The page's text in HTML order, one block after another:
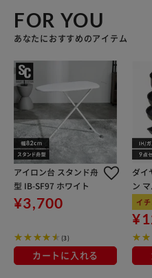
FOR YOU
あなたにおすすめのアイテム
アイロン台 スタンド舟
型 IB-SF97 ホワイト
¥3,700
(3)
カートに入れる
ダイ
ン
り
対応
メタ
イ